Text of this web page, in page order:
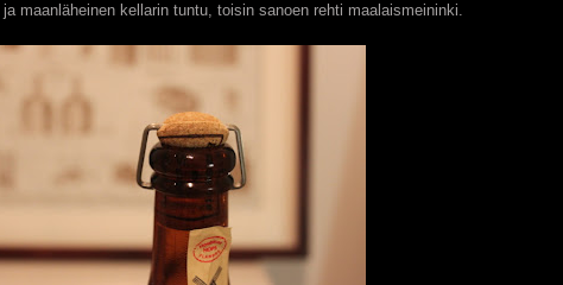
maanläheinen kellarin tuntu, toisin sanoen rehti maalaismeininki.